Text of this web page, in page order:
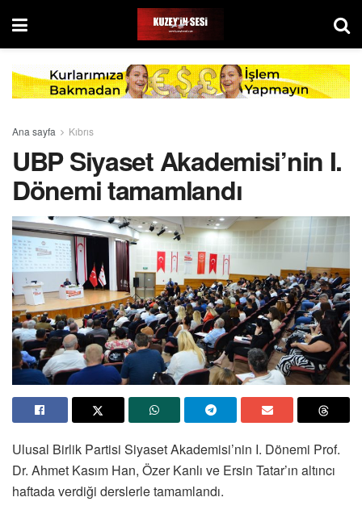
Ana sayfa Kıbrıs
UBP Siyaset Akademisi’nin I.
Dönemi tamamlandı
Ulusal Birlik Partisi Siyaset Akademisi’nin I. Dönemi Prof.
Dr. Ahmet Kasım Han, Özer Kanlı ve Ersin Tatar’ın altıncı
haftada verdiği derslerle tamamlandı.